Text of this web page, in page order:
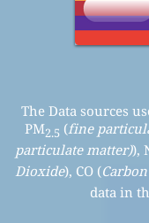
The Data sources
PM2.5 (fine
particulate matter)),
Dioxide), CO (
data in